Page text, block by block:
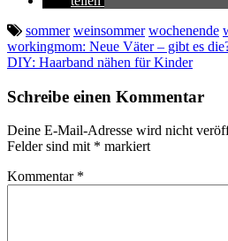
sommer weinsommer wochenende
Beitragsnavigation
workingmom: Neue Väter – gibt es
DIY: Haarband nähen für Kinder
Schreibe einen Kommentar
Deine E-Mail-Adresse wird nicht
Felder sind mit * markiert
Kommentar *